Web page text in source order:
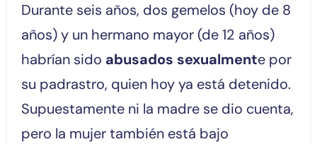
Durante seis años, dos gemelos (hoy de 8
años) y un hermano mayor (de 12 años)
habrían sido abusados sexualmente por
su padrastro, quien hoy ya está detenido.
Supuestamente ni la madre se dio cuenta,
pero la mujer también está bajo